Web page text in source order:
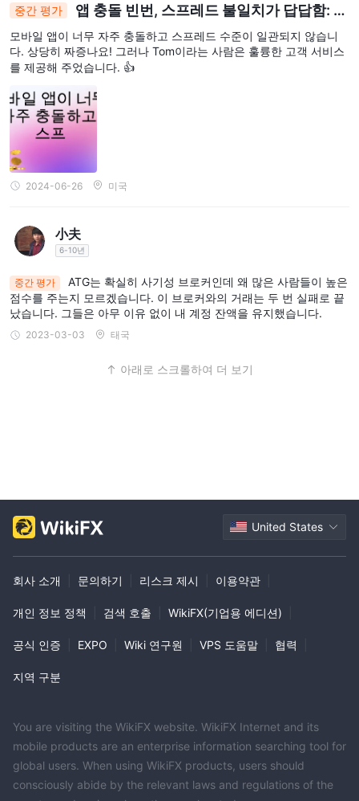
N1, Jumeirah Lakes Towers, DMCC, Dubai
사용자 경험 및 추가 기능
ATG World은 효율적이고 안전한 온라인 거래 경험을 강조합니다.
소셜 트레이딩, 자동 거래 및 신호 서비스와 같은 기능을 통해 트레
이더들은 전략을 향상시킬 수 있습니다. 또한 브로커는 보너스 프로
그램, 리베이트 및 콘테스트를 제공하여 고객들을 참여시킬 수 있습
니다.
유사한 브로커와의 비교
명확하고 포괄적인 시각을 가질 수 있습니다:
결론
ATG World은 20년의 역사를 자랑하며 외환 시장에서 신뢰할 수 있
는 브로커로 자리매김하였습니다. 다양한 거래 제품, 경쟁력 있는 스
프레드 및 강력한 규제 프레임워크를 갖추고 있어 초보자와 숙련된
트레이더 모두를 위한 브로커입니다. 이 리뷰는 ATG World의 제공
내용을 개요로 제공하고 있으며, 트레이더들은 브로커의 공식 웹사
할 수 없습니다.
ATG World은 독자적인 시장 신호나 분석을 제공하나요?
아니요, ATG World은 자체적인 거래 신호, 분석가의 추천 또는 AI 기
반 분석을 제공하지 않습니다. 트레이더들은 자신의 분석에 의존합
니다.
요?
MT5 플랫폼은 자동화된 전략을 위한 전문가 자문 개발 및 백테스팅
ATG World은 제3자 자문 계정을 허용하나요?
니저에 의한 계정 관리를 허용합니다.
ATG World은 스프레드나 수수료에 볼륨 기반 할인을 제공
하나요?
볼륨 기반 할인은 제공되지 않습니다. 스프레드는 월간 거래 규모나
중간 평가
앱 충돌 빈번, 스프레드 불일치가 답답함: 톰
의 탁월한 고객 서비스가 빛납니다
모바일 앱이 너무 자주 충돌하고 스프레드 수준이 일관되지 않습니
다. 상당히 짜증나요! 그러나 Tom이라는 사람은 훌륭한 고객 서비스
를 제공해 주었습니다. 👍
2024-06-26 미국
小夫
6-10년
중간 평가
ATG는 확실히 사기성 브로커인데 왜 많은 사람들이 높은
점수를 주는지 모르겠습니다. 이 브로커와의 거래는 두 번 실패로 끝
났습니다. 그들은 아무 이유 없이 내 계정 잔액을 유지했습니다.
2023-03-03 태국
아래로 스크롤하여 더 보기
United States
회사 소개 문의하기 리스크 제시 이용약관
개인 정보 정책 검색 호출 WikiFX(기업용 에디션)
공식 인증 EXPO Wiki 연구원 VPS 도움말 협력
지역 구분
You are visiting the WikiFX website. WikiFX Internet and its
mobile products are an enterprise information searching tool for
global users. When using WikiFX products, users should
consciously abide by the relevant laws and regulations of the